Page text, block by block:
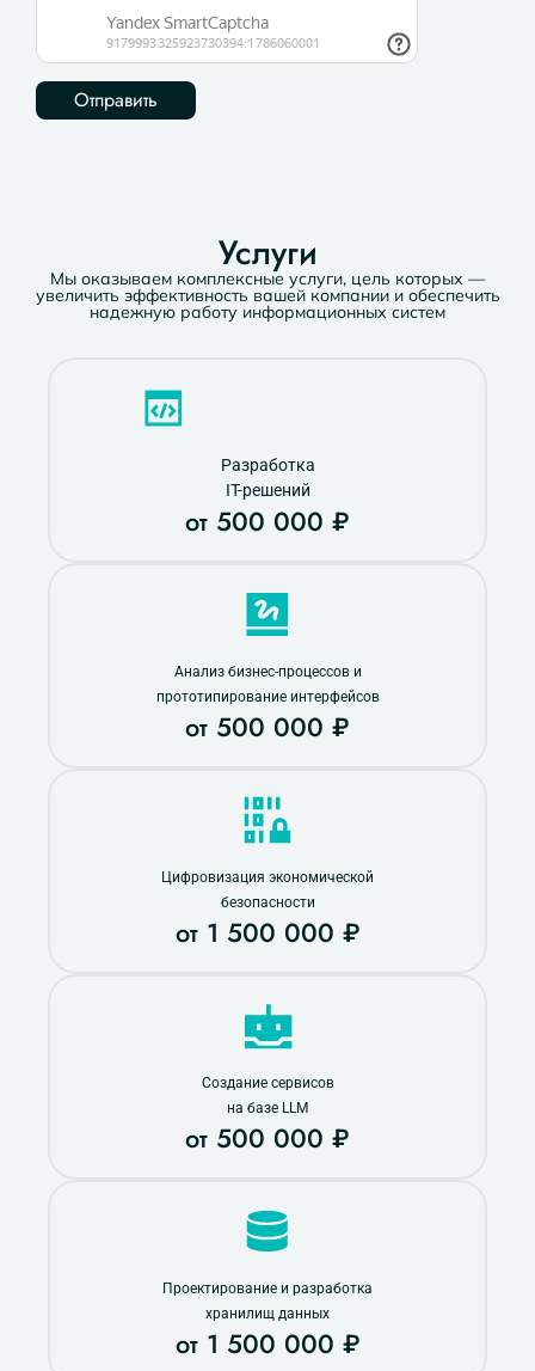
Услуги
Мы оказываем комплексные услуги, цель которых —
увеличить эффективность вашей компании и обеспечить
надежную работу информационных систем
Разработка
IT-решений
от 500 000 ₽
Анализ бизнес-процессов и
прототипирование интерфейсов
от 500 000 ₽
Цифровизация экономической
безопасности
от 1 500 000 ₽
Создание сервисов
на базе LLM
от 500 000 ₽
Проектирование и разработка
хранилищ данных
от 1 500 000 ₽